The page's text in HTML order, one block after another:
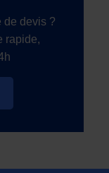
de devis ?
rapide,